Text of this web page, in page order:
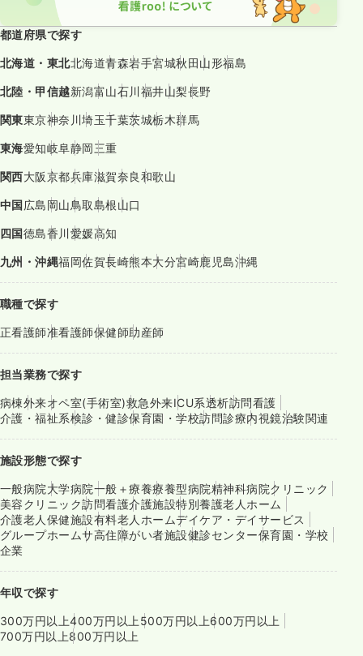
都道府県で探す
北海道・東北北海道青森岩手宮城秋田山形福島
北陸・甲信越新潟富山石川福井山梨長野
関東東京神奈川埼玉千葉茨城栃木群馬
東海愛知岐阜静岡三重
関西大阪京都兵庫滋賀奈良和歌山
中国広島岡山鳥取島根山口
四国徳島香川愛媛高知
九州・沖縄福岡佐賀長崎熊本大分宮崎鹿児島沖縄
職種で探す
正看護師准看護師保健師助産師
担当業務で探す
病棟外来オペ室(手術室)救急外来ICU系透析訪問看護
介護・福祉系検診・健診保育園・学校訪問診療内視鏡治験関連
施設形態で探す
一般病院大学病院一般＋療養療養型病院精神科病院クリニック
美容クリニック訪問看護介護施設特別養護老人ホーム
介護老人保健施設有料老人ホームデイケア・デイサービス
グループホームサ高住障がい者施設健診センター保育園・学校
企業
年収で探す
300万円以上400万円以上 500万円以上600万円以上
700万円以上800万円以上